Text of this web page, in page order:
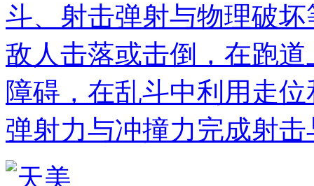
斗、射击弹射与物理破
敌人击落或击倒，在跑
障碍，在乱斗中利用走
弹射力与冲撞力完成射